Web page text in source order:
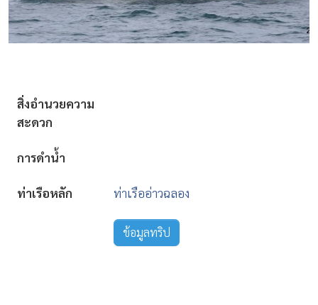
สิ่งอำนวยความ
สะดวก
การดำน้ำ
ท่าเรือหลัก ท่าเรืออ่าวฉลอง
ข้อมูลทริป